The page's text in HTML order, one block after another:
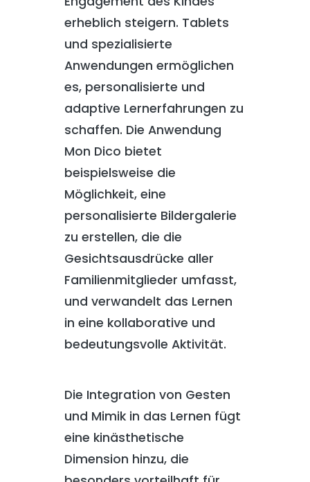
erheblich steigern. Tablets
und spezialisierte
Anwendungen ermöglichen
es, personalisierte und
adaptive Lernerfahrungen zu
schaffen. Die Anwendung
Mon Dico bietet
beispielsweise die
Möglichkeit, eine
personalisierte Bildergalerie
zu erstellen, die die
Gesichtsausdrücke aller
Familienmitglieder umfasst,
und verwandelt das Lernen
in eine kollaborative und
bedeutungsvolle Aktivität.
Die Integration von Gesten
und Mimik in das Lernen fügt
eine kinästhetische
Dimension hinzu, die